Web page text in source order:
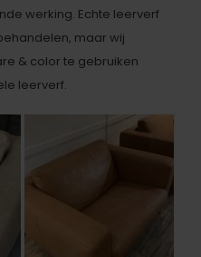
werking. Echte leerverf
maar wij
& color te gebruiken
leerverf.